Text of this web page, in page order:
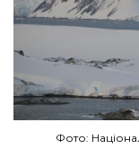
Фото: